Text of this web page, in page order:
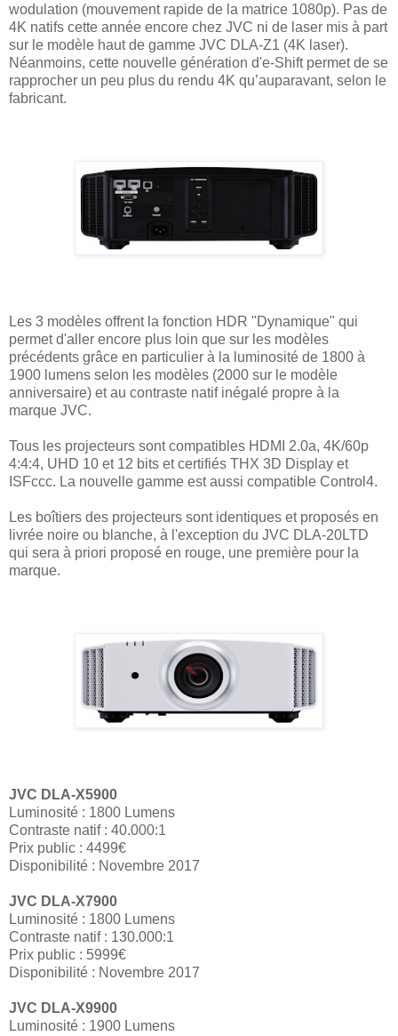
wodulation (mouvement rapide de la matrice 1080p). Pas de
4K natifs cette année encore chez JVC ni de laser mis à part
sur le modèle haut de gamme JVC DLA‑Z1 (4K laser).
Néanmoins, cette nouvelle génération d'e-Shift permet de se
rapprocher un peu plus du rendu 4K qu’auparavant, selon le
fabricant.
Les 3 modèles offrent la fonction HDR "Dynamique" qui
permet d'aller encore plus loin que sur les modèles
précédents grâce en particulier à la luminosité de 1800 à
1900 lumens selon les modèles (2000 sur le modèle
anniversaire) et au contraste natif inégalé propre à la
marque JVC.
Tous les projecteurs sont compatibles HDMI 2.0a, 4K/60p
4:4:4, UHD 10 et 12 bits et certifiés THX 3D Display et
ISFccc. La nouvelle gamme est aussi compatible Control4.
Les boîtiers des projecteurs sont identiques et proposés en
livrée noire ou blanche, à l'exception du JVC DLA-20LTD
qui sera à priori proposé en rouge, une première pour la
marque.
JVC DLA-X5900
Luminosité : 1800 Lumens
Contraste natif : 40.000:1
Prix public : 4499€
Disponibilité : Novembre 2017
JVC DLA-X7900
Luminosité : 1800 Lumens
Contraste natif : 130.000:1
Prix public : 5999€
Disponibilité : Novembre 2017
JVC DLA-X9900
Luminosité : 1900 Lumens